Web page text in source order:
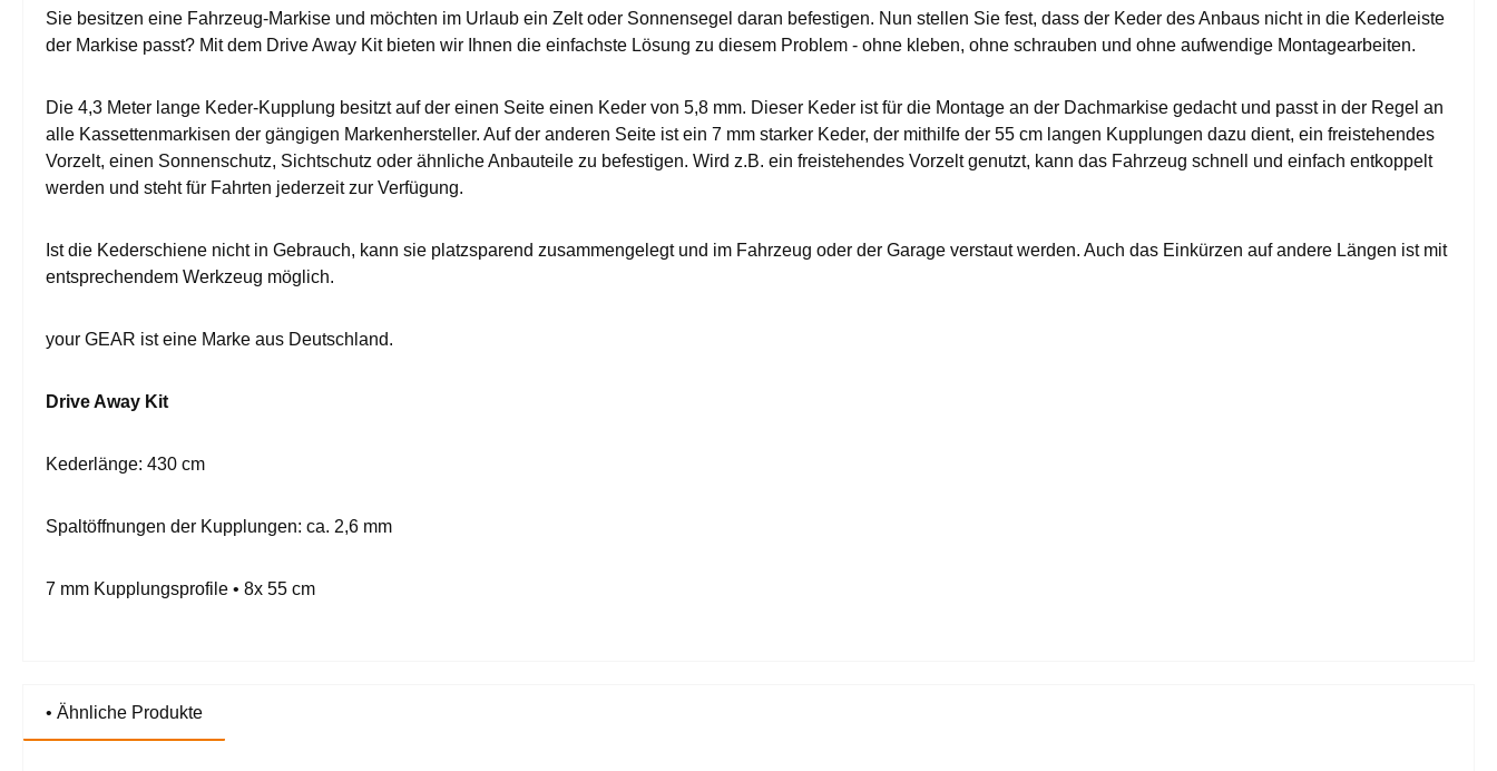
Sie besitzen eine Fahrzeug-Markise und möchten im Urlaub ein Zelt oder Sonnensegel daran befestigen. Nun stellen Sie fest, dass der Keder des Anbaus nicht in die Kederleiste
der Markise passt? Mit dem Drive Away Kit bieten wir Ihnen die einfachste Lösung zu diesem Problem - ohne kleben, ohne schrauben und ohne aufwendige Montagearbeiten.
Die 4,3 Meter lange Keder-Kupplung besitzt auf der einen Seite einen Keder von 5,8 mm. Dieser Keder ist für die Montage an der Dachmarkise gedacht und passt in der Regel an
alle Kassettenmarkisen der gängigen Markenhersteller. Auf der anderen Seite ist ein 7 mm starker Keder, der mithilfe der 55 cm langen Kupplungen dazu dient, ein freistehendes
Vorzelt, einen Sonnenschutz, Sichtschutz oder ähnliche Anbauteile zu befestigen. Wird z.B. ein freistehendes Vorzelt genutzt, kann das Fahrzeug schnell und einfach entkoppelt
werden und steht für Fahrten jederzeit zur Verfügung.
Ist die Kederschiene nicht in Gebrauch, kann sie platzsparend zusammengelegt und im Fahrzeug oder der Garage verstaut werden. Auch das Einkürzen auf andere Längen ist mit
entsprechendem Werkzeug möglich.
your GEAR ist eine Marke aus Deutschland.
Drive Away Kit
Kederlänge: 430 cm
Spaltöffnungen der Kupplungen: ca. 2,6 mm
7 mm Kupplungsprofile • 8x 55 cm
• Ähnliche Produkte